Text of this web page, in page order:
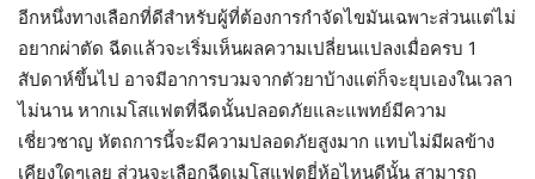
อีกหนึ่งทางเลือกที่ดีสำหรับผู้ที่ต้องการกำจัดไขมันเฉพาะส่วนแต่ไม่
อยากผ่าตัด ฉีดแล้วจะเริ่มเห็นผลความเปลี่ยนแปลงเมื่อครบ 1
สัปดาห์ขึ้นไป อาจมีอาการบวมจากตัวยาบ้างแต่ก็จะยุบเองในเวลา
ไม่นาน หากเมโสแฟตที่ฉีดนั้นปลอดภัยและแพทย์มีความ
เชี่ยวชาญ หัตถการนี้จะมีความปลอดภัยสูงมาก แทบไม่มีผลข้าง
เคียงใดๆเลย ส่วนจะเลือกฉีดเมโสแฟตยี่ห้อไหนดีนั้น สามารถ